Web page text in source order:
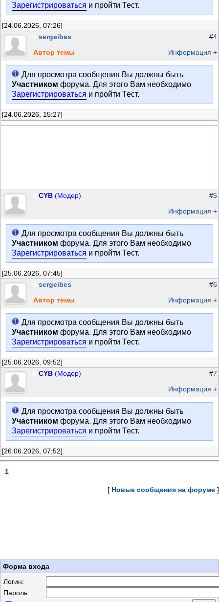
Зарегистрироваться и пройти Тест.
[24.06.2026, 07:26]
sergeibes
Автор темы
#4
Информация +
Для просмотра сообщения Вы должны быть
Участником форума. Для этого Вам необходимо
Зарегистрироваться и пройти Тест.
[24.06.2026, 15:27]
CYB (Модер) #5
Информация +
Для просмотра сообщения Вы должны быть
Участником форума. Для этого Вам необходимо
Зарегистрироваться и пройти Тест.
[25.06.2026, 07:45]
sergeibes
Автор темы
#6
Информация +
Для просмотра сообщения Вы должны быть
Участником форума. Для этого Вам необходимо
Зарегистрироваться и пройти Тест.
[25.06.2026, 09:52]
CYB (Модер) #7
Информация +
Для просмотра сообщения Вы должны быть
Участником форума. Для этого Вам необходимо
Зарегистрироваться и пройти Тест.
[26.06.2026, 07:52]
1
[ Новые сообщения на форуме ]
Форма входа
Логин:
Пароль: